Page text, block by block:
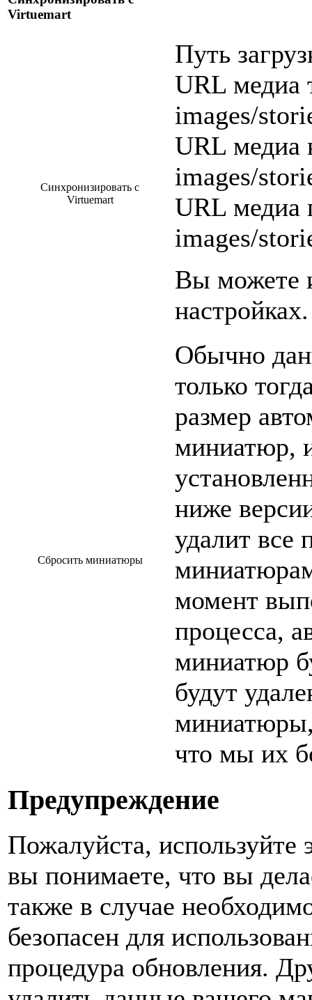
Virtuemart
Синхронизировать с
Virtuemart
Путь
URL медиа
images/
URL медиа
images/
URL медиа
images/
Вы можете
настройках.
Сбросить миниатюры
Обычно
только
размер
миниатюр,
ниже
удалит все
момент
процесса,
миниатюр
будут
что мы их
Предупреждение
Пожалуйста, используйте
вы понимаете, что вы
также в случае
безопасен для
процедура обновления.